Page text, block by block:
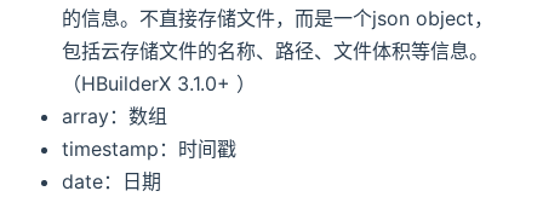
的信息。不直接存储文件，而是一个json object，
包括云存储文件的名称、路径、文件体积等信息。
（HBuilderX 3.1.0+ ）
array：数组
timestamp：时间戳
date：日期